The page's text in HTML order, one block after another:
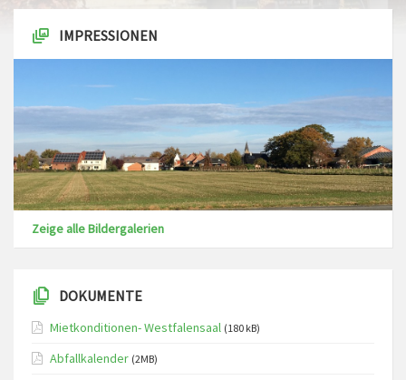
IMPRESSIONEN
Zeige alle Bildergalerien
DOKUMENTE
Mietkonditionen- Westfalensaal (180 kB)
Abfallkalender (2MB)